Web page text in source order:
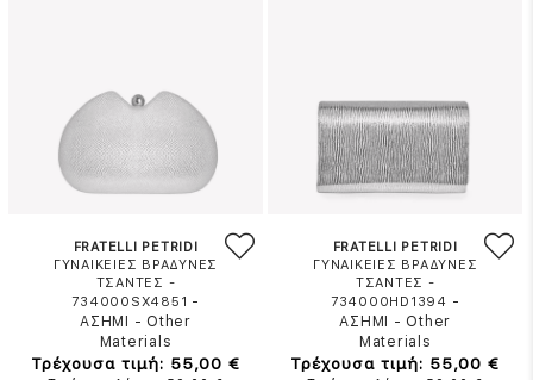
FRATELLI PETRIDI
ΓΥΝΑΙΚΕΙΕΣ ΒΡΑΔΥΝΕΣ
ΤΣΑΝΤΕΣ -
734000SX4851 -
ΑΣΗΜΙ
- Other
Materials
Τρέχουσα τιμή: 55,00 €
FRATELLI PETRIDI
ΓΥΝΑΙΚΕΙΕΣ ΒΡΑΔΥΝΕΣ
ΤΣΑΝΤΕΣ -
734000HD1394 -
ΑΣΗΜΙ
- Other
Materials
Τρέχουσα τιμή: 55,00 €